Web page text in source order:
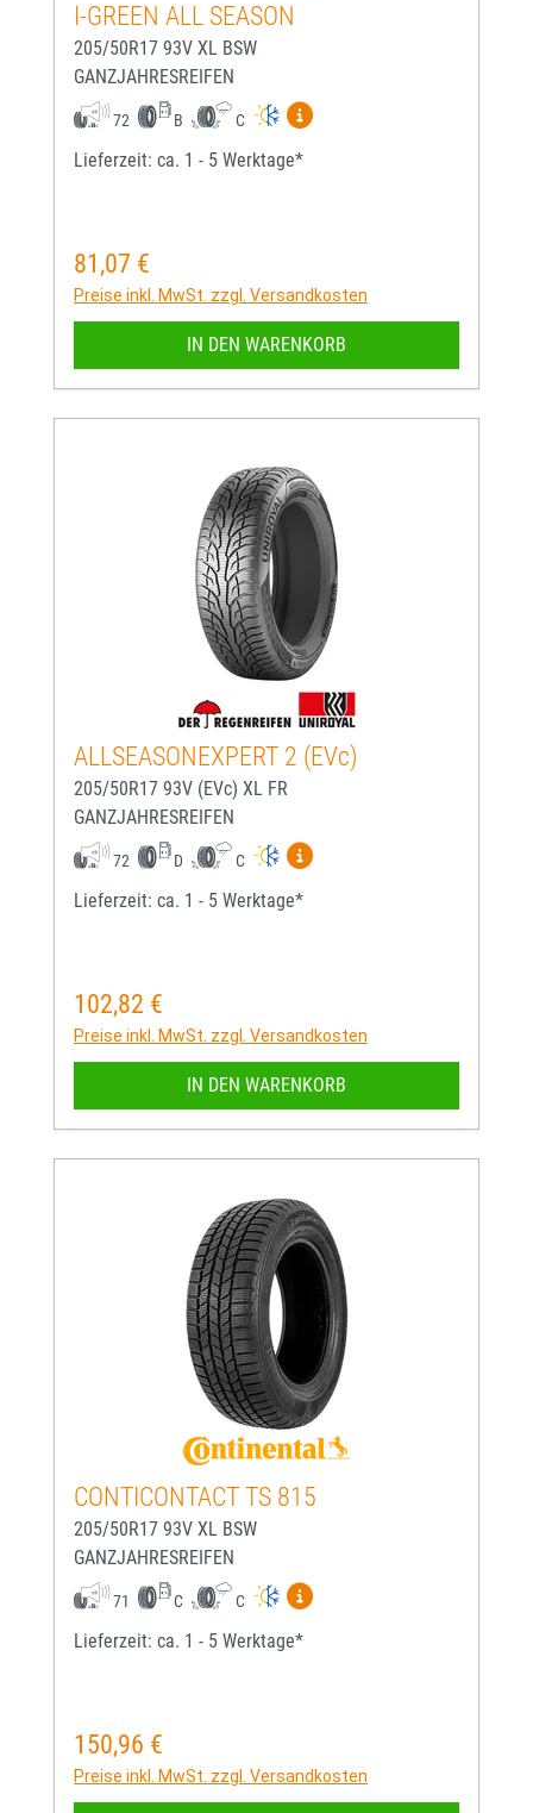
I-GREEN ALL SEASON
205/50R17 93V XL BSW
GANZJAHRESREIFEN
72 B C
Mehr Informationen zum
Lieferzeit: ca. 1 - 5 Werktage*
Regulärer Preis:
81,07 €
Preise inkl. MwSt. zzgl. Versandkosten
IN DEN WARENKORB
ALLSEASONEXPERT 2 (EVc)
205/50R17 93V (EVc) XL FR
GANZJAHRESREIFEN
72 D C
Mehr Informationen zum
Lieferzeit: ca. 1 - 5 Werktage*
Regulärer Preis:
102,82 €
Preise inkl. MwSt. zzgl. Versandkosten
IN DEN WARENKORB
CONTICONTACT TS 815
205/50R17 93V XL BSW
GANZJAHRESREIFEN
71 C C
Mehr Informationen zum
Lieferzeit: ca. 1 - 5 Werktage*
Regulärer Preis:
150,96 €
Preise inkl. MwSt. zzgl. Versandkosten